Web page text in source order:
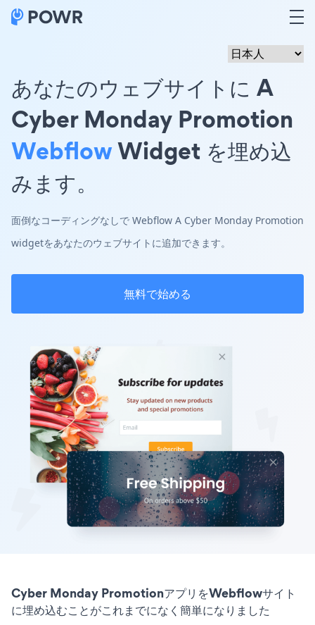
あなたのウェブサイトに A
Cyber Monday Promotion
WebflowWidget を埋め込
みます。
面倒なコーディングなしで Webflow A Cyber Monday Promotion
widgetをあなたのウェブサイトに追加できます。
無料で始める
Cyber Monday PromotionアプリをWebflowサイト
に埋め込むことがこれまでになく簡単になりました